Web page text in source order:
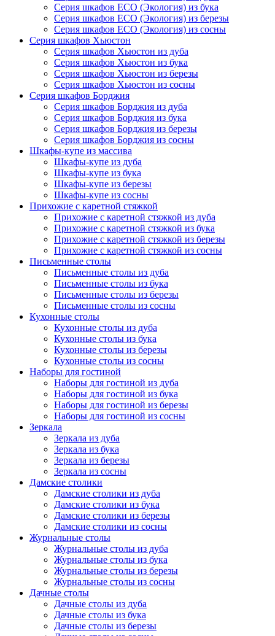
Серия шкафов ECO (Экология) из бука
Серия шкафов ECO (Экология) из березы
Серия шкафов ECO (Экология) из сосны
Серия шкафов Хьюстон
Серия шкафов Хьюстон из дуба
Серия шкафов Хьюстон из бука
Серия шкафов Хьюстон из березы
Серия шкафов Хьюстон из сосны
Серия шкафов Борджия
Серия шкафов Борджия из дуба
Серия шкафов Борджия из бука
Серия шкафов Борджия из березы
Серия шкафов Борджия из сосны
Шкафы-купе из массива
Шкафы-купе из дуба
Шкафы-купе из бука
Шкафы-купе из березы
Шкафы-купе из сосны
Прихожие с каретной стяжкой
Прихожие с каретной стяжкой из дуба
Прихожие с каретной стяжкой из бука
Прихожие с каретной стяжкой из березы
Прихожие с каретной стяжкой из сосны
Письменные столы
Письменные столы из дуба
Письменные столы из бука
Письменные столы из березы
Письменные столы из сосны
Кухонные столы
Кухонные столы из дуба
Кухонные столы из бука
Кухонные столы из березы
Кухонные столы из сосны
Наборы для гостиной
Наборы для гостиной из дуба
Наборы для гостиной из бука
Наборы для гостиной из березы
Наборы для гостиной из сосны
Зеркала
Зеркала из дуба
Зеркала из бука
Зеркала из березы
Зеркала из сосны
Дамские столики
Дамские столики из дуба
Дамские столики из бука
Дамские столики из березы
Дамские столики из сосны
Журнальные столы
Журнальные столы из дуба
Журнальные столы из бука
Журнальные столы из березы
Журнальные столы из сосны
Дачные столы
Дачные столы из дуба
Дачные столы из бука
Дачные столы из березы